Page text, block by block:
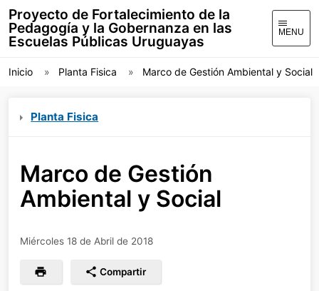
Proyecto de Fortalecimiento de la
Pedagogía y la Gobernanza en las
Escuelas Públicas Uruguayas
MENU
Inicio Planta Fisica Marco de Gestión Ambiental y Social
Planta Fisica
Marco de Gestión
Ambiental y Social
Miércoles 18 de Abril de 2018
Compartir